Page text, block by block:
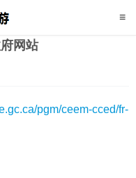
网站
pgm/ceem-cced/fr-